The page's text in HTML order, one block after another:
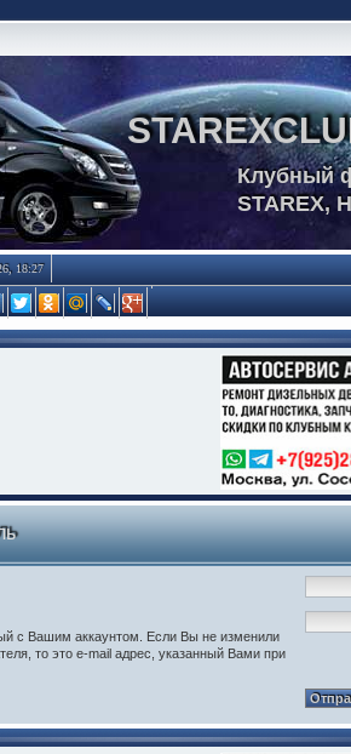
Клубный
STAREX,
18:27
с Вашим аккаунтом. Если Вы не изменили
то это e-mail адрес, указанный Вами при